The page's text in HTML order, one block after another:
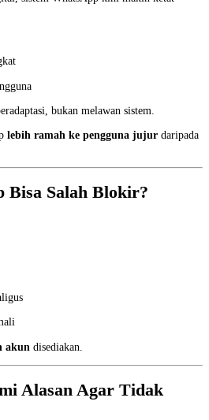
bukan melawan sistem.
lebih ramah ke pengguna jujur daripada
Bisa Salah Blokir?
akun disediakan.
Alasan Agar Tidak